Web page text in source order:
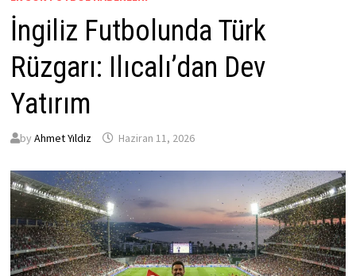
İngiliz Futbolunda Türk
Rüzgarı: Ilıcalı’dan Dev
Yatırım
by Ahmet Yıldız Haziran 11, 2026